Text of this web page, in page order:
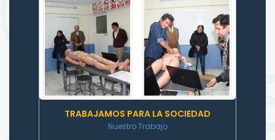
TRABAJAMOS PARA LA SOCIEDAD
Nuestro Trabajo